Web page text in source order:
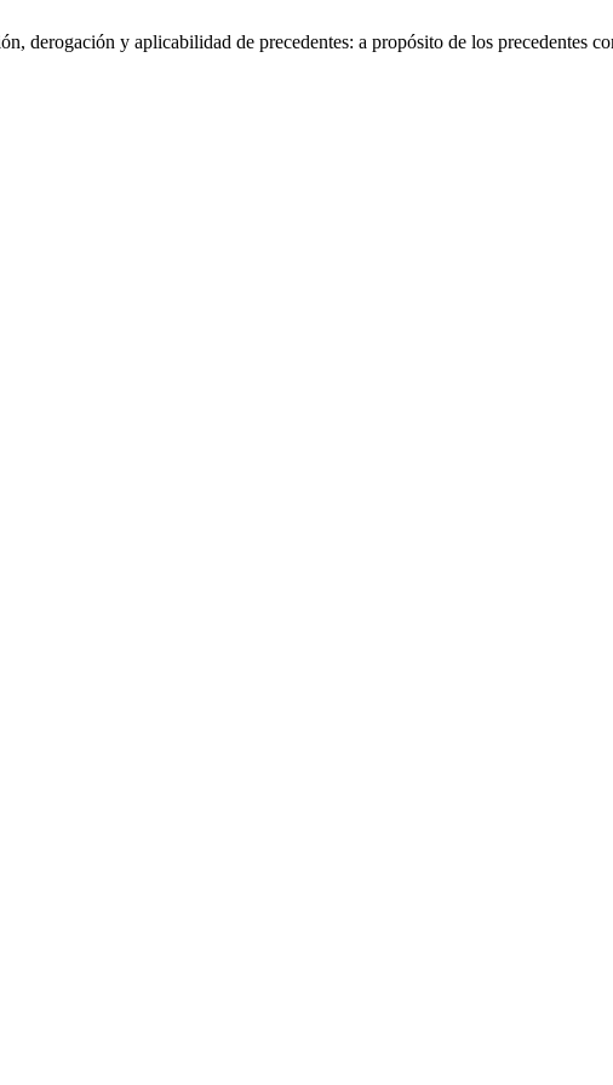
derogación y aplicabilidad de precedentes: a propósito de los precedentes